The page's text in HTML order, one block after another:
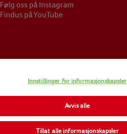
Følg oss på Instagram
Findus på YouTube
SITEMAP
Innstillinger for informasjonskapsler
Avvis alle
Tillat alle informasjonskapsler